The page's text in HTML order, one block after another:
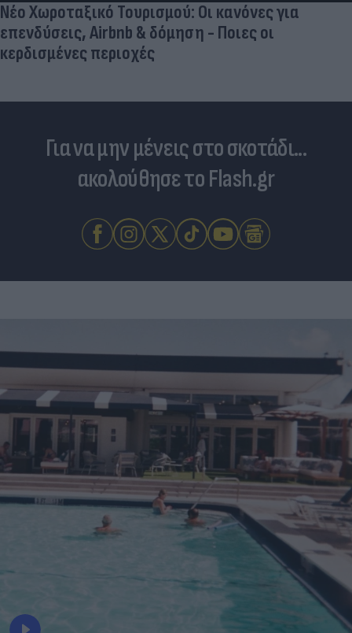
Νέο Χωροταξικό Τουρισμού: Οι κανόνες για
επενδύσεις, Airbnb & δόμηση - Ποιες οι
κερδισμένες περιοχές
Για να μην μένεις στο σκοτάδι...
ακολούθησε το Flash.gr